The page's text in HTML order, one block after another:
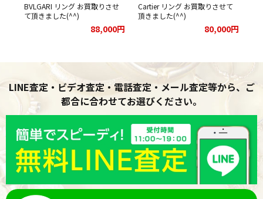
BVLGARI リング お買取りさせ
て頂きました(^^)
88,000円
Cartier リング お買取りさせて
頂きました(^^)
80,000円
LINE査定・ビデオ査定・電話査定・メール査定等から、ご
都合に合わせてお選びください。